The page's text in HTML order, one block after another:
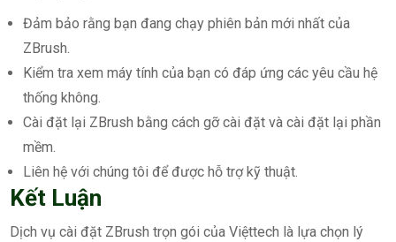
Đảm bảo rằng bạn đang chạy phiên bản mới nhất của
ZBrush.
Kiểm tra xem máy tính của bạn có đáp ứng các yêu cầu hệ
thống không.
Cài đặt lại ZBrush bằng cách gỡ cài đặt và cài đặt lại phần
mềm.
Liên hệ với chúng tôi để được hỗ trợ kỹ thuật.
Kết Luận
Dịch vụ cài đặt ZBrush trọn gói của Việttech là lựa chọn lý